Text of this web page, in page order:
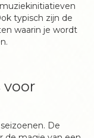
typisch zijn de
waarin je wordt
voor
De